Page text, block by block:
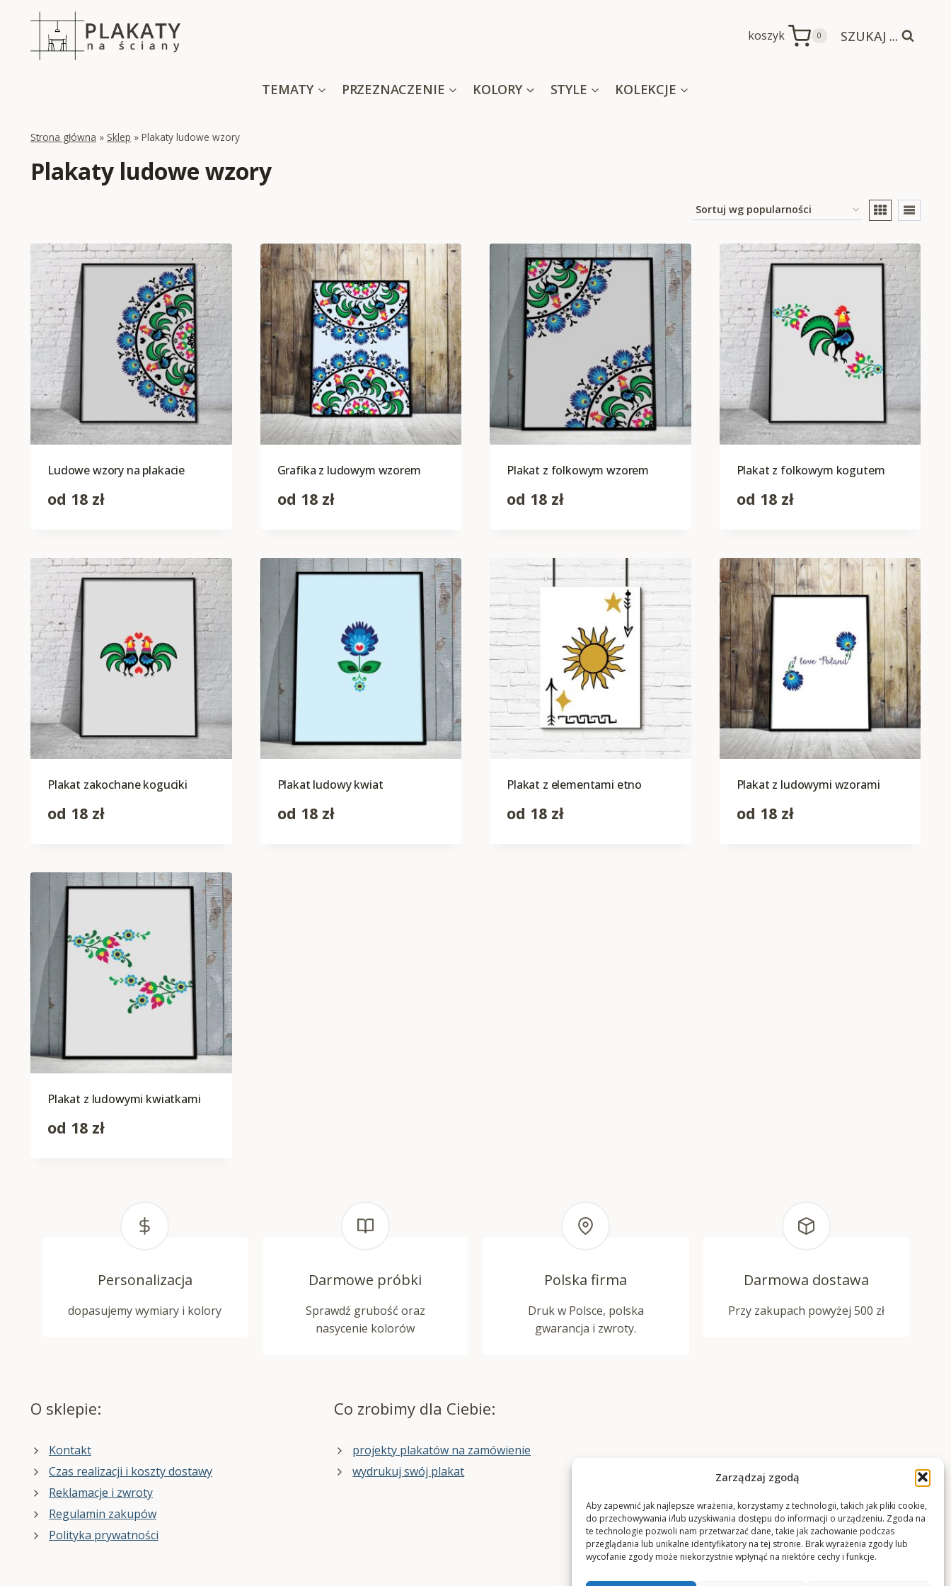
Zarządzaj zgodą
Aby zapewnić jak najlepsze wrażenia, korzystamy z technologii, takich jak pliki cookie,
do przechowywania i/lub uzyskiwania dostępu do informacji o urządzeniu. Zgoda na
te technologie pozwoli nam przetwarzać dane, takie jak zachowanie podczas
przeglądania lub unikalne identyfikatory na tej stronie. Brak wyrażenia zgody lub
wycofanie zgody może niekorzystnie wpłynąć na niektóre cechy i funkcje.
koszyk 0 SZUKAJ ...
TEMATY PRZEZNACZENIE KOLORY STYLE KOLEKCJE
Strona główna » Sklep » Plakaty ludowe wzory
Plakaty ludowe wzory
Ludowe wzory na plakacie
od 18 zł
Grafika z ludowym wzorem
od 18 zł
Plakat z folkowym wzorem
od 18 zł
Plakat z folkowym kogutem
od 18 zł
Plakat zakochane koguciki
od 18 zł
Plakat ludowy kwiat
od 18 zł
Plakat z elementami etno
od 18 zł
Plakat z ludowymi wzorami
od 18 zł
Plakat z ludowymi kwiatkami
od 18 zł
Personalizacja
dopasujemy wymiary i kolory
Darmowe próbki
Sprawdź grubość oraz
nasycenie kolorów
Polska firma
Druk w Polsce, polska
gwarancja i zwroty.
Darmowa dostawa
Przy zakupach powyżej 500 zł
O sklepie:
Kontakt
Czas realizacji i koszty dostawy
Reklamacje i zwroty
Regulamin zakupów
Polityka prywatności
Co zrobimy dla Ciebie:
projekty plakatów na zamówienie
wydrukuj swój plakat